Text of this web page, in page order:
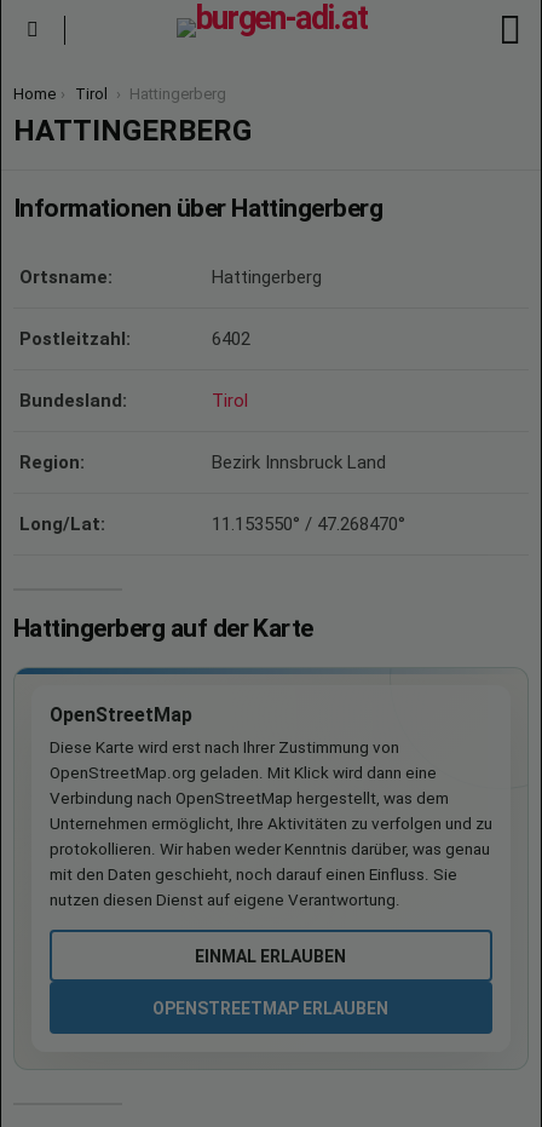
You are here:
Home Tirol Hattingerberg
HATTINGERBERG
Informationen über Hattingerberg
Ortsname: Hattingerberg
Postleitzahl: 6402
Bundesland: Tirol
Region: Bezirk Innsbruck Land
Long/Lat: 11.153550° / 47.268470°
Hattingerberg auf der Karte
OpenStreetMap
Diese Karte wird erst nach Ihrer Zustimmung von
OpenStreetMap.org geladen. Mit Klick wird dann eine
Verbindung nach OpenStreetMap hergestellt, was dem
Unternehmen ermöglicht, Ihre Aktivitäten zu verfolgen und zu
protokollieren. Wir haben weder Kenntnis darüber, was genau
mit den Daten geschieht, noch darauf einen Einfluss. Sie
nutzen diesen Dienst auf eigene Verantwortung.
EINMAL ERLAUBEN
OPENSTREETMAP ERLAUBEN